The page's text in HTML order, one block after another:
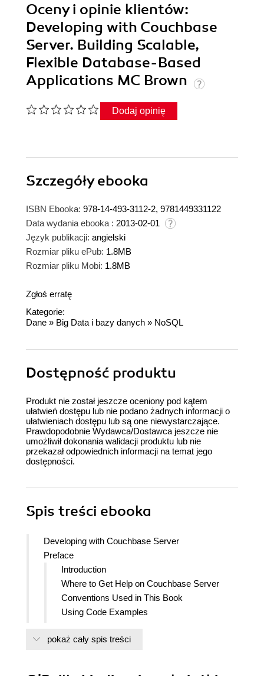
Oceny i opinie klientów:
Developing with Couchbase
Server. Building Scalable,
Flexible Database-Based
Applications MC Brown
Dodaj opinię
Szczegółyebooka
ISBN Ebooka: 978-14-493-3112-2, 9781449331122
Data wydania ebooka : 2013-02-01
Język publikacji: angielski
Rozmiar pliku ePub: 1.8MB
Rozmiar pliku Mobi: 1.8MB
Zgłoś erratę
Kategorie:
Dane » Big Data i bazy danych » NoSQL
Dostępność produktu
Produkt nie został jeszcze oceniony pod kątem
ułatwień dostępu lub nie podano żadnych informacji o
ułatwieniach dostępu lub są one niewystarczające.
Prawdopodobnie Wydawca/Dostawca jeszcze nie
umożliwił dokonania walidacji produktu lub nie
przekazał odpowiednich informacji na temat jego
dostępności.
Spis treści ebooka
Developing with Couchbase Server
Preface
Introduction
Where to Get Help on Couchbase Server
Conventions Used in This Book
Using Code Examples
How to Contact Us
pokaż cały spis treści